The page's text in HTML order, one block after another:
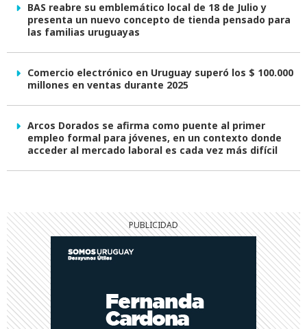
BAS reabre su emblemático local de 18 de Julio y
presenta un nuevo concepto de tienda pensado para
las familias uruguayas
Comercio electrónico en Uruguay superó los $ 100.000
millones en ventas durante 2025
Arcos Dorados se afirma como puente al primer
empleo formal para jóvenes, en un contexto donde
acceder al mercado laboral es cada vez más difícil